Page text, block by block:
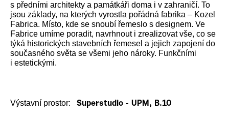
s předními architekty a památkáři doma i v zahraničí. To
jsou základy, na kterých vyrostla pořádná fabrika – Kozel
Fabrica. Místo, kde se snoubí řemeslo s designem. Ve
Fabrice umíme poradit, navrhnout i zrealizovat vše, co se
týká historických stavebních řemesel a jejich zapojení do
současného světa se všemi jeho nároky. Funkčními
i estetickými.
Výstavní prostor: Superstudio - UPM, B.10